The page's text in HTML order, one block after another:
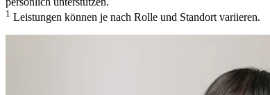
1 Leistungen können je nach Rolle und Standort variieren.